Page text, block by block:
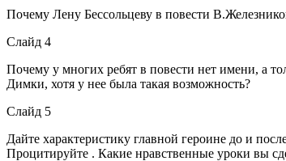
Почему Лену Бессольцеву в повести
Слайд 4
Почему у многих ребят в повести нет имени, а
Димки, хотя у нее была такая возможность?
Слайд 5
Дайте характеристику главной героине до и
Процитируйте . Какие нравственные уроки вы